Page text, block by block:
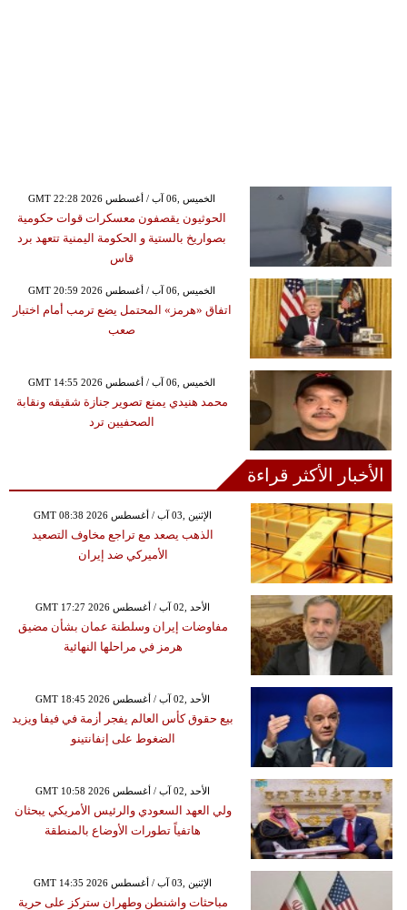
GMT 22:28 2026 الخميس ,06 آب / أغسطس
الحوثيون يقصفون معسكرات قوات حكومية
بصواريخ بالستية و الحكومة اليمنية تتعهد برد
قاس
GMT 20:59 2026 الخميس ,06 آب / أغسطس
اتفاق «هرمز» المحتمل يضع ترمب أمام اختبار
صعب
GMT 14:55 2026 الخميس ,06 آب / أغسطس
محمد هنيدي يمنع تصوير جنازة شقيقه ونقابة
الصحفيين ترد
الأخبار الأكثر قراءة
GMT 08:38 2026 الإثنين ,03 آب / أغسطس
الذهب يصعد مع تراجع مخاوف التصعيد
الأميركي ضد إيران
GMT 17:27 2026 الأحد ,02 آب / أغسطس
مفاوضات إيران وسلطنة عمان بشأن مضيق
هرمز في مراحلها النهائية
GMT 18:45 2026 الأحد ,02 آب / أغسطس
بيع حقوق كأس العالم يفجر أزمة في فيفا ويزيد
الضغوط على إنفانتينو
GMT 10:58 2026 الأحد ,02 آب / أغسطس
ولي العهد السعودي والرئيس الأمريكي يبحثان
هاتفياً تطورات الأوضاع بالمنطقة
GMT 14:35 2026 الإثنين ,03 آب / أغسطس
مباحثات واشنطن وطهران ستركز على حرية